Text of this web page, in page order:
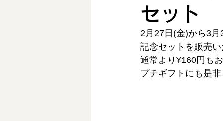
セット
2月27日(金)から3
記念セットを販売
通常より¥160円も
プチギフトにも是